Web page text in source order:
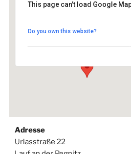
Rathaus Lauf
Urlasstraße 22 - Lauf an der
This page can't load Google
Do you own this website?
Adresse
Urlasstraße 22